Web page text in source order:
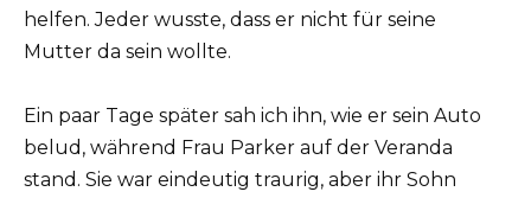
helfen. Jeder wusste, dass er nicht für seine
Mutter da sein wollte.
Ein paar Tage später sah ich ihn, wie er sein Auto
belud, während Frau Parker auf der Veranda
stand. Sie war eindeutig traurig, aber ihr Sohn